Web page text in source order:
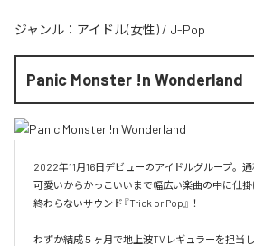
ジャンル： アイドル(女性) / J-Pop
Panic Monster !n Wonderland
2022年11月16日デビューのアイドルグループ。通
可愛いからかっこいいまで幅広い楽曲の中に仕
終わらないサウンド『Trick or Pop』！
わずか結成５ヶ月で地上波TVレギュラーを担当